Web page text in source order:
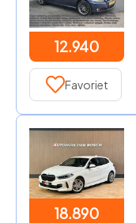
12.940
Favoriet
18.890